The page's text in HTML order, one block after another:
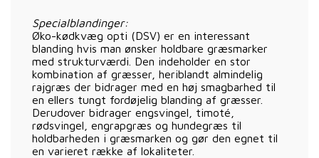
Specialblandinger:
Øko-kødkvæg opti (DSV) er en interessant
blanding hvis man ønsker holdbare græsmarker
med strukturværdi. Den indeholder en stor
kombination af græsser, heriblandt almindelig
rajgræs der bidrager med en høj smagbarhed til
en ellers tungt fordøjelig blanding af græsser.
Derudover bidrager engsvingel, timoté,
rødsvingel, engrapgræs og hundegræs til
holdbarheden i græsmarken og gør den egnet til
en varieret række af lokaliteter.